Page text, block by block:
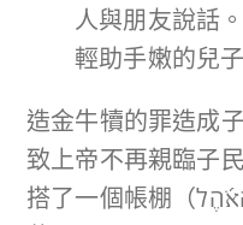
人與朋友說話
輕助手嫩的兒
造金牛犢的罪造成
致上帝不再親臨子